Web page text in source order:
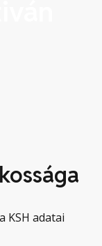
a KSH adatai